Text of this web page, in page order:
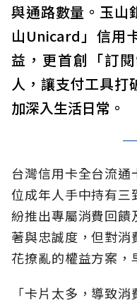
與通路數量。玉山
山Unicard」信用
益，更首創「訂
人，讓支付工具打
加深入生活日常。
台灣信用卡全台流
位成年人手中持有三
紛推出專屬消費回
著與忠誠度，但對
花撩亂的權益方案，
「卡片太多，導致